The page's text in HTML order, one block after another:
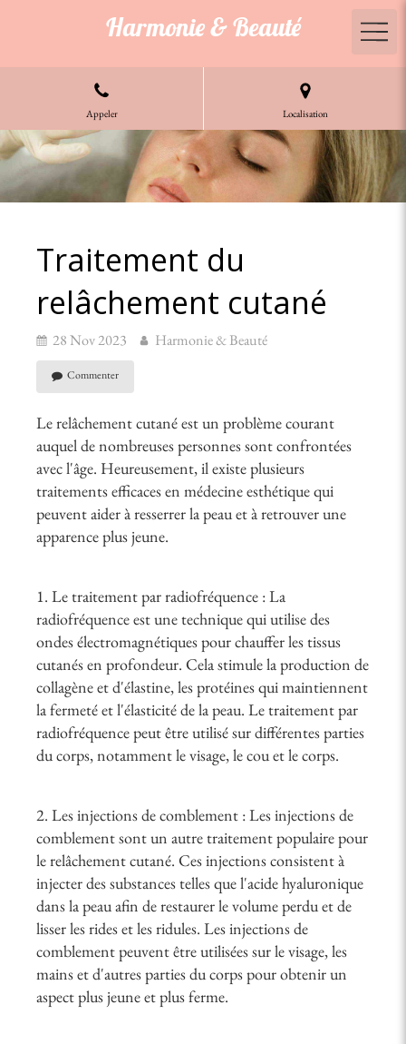
Harmonie & Beauté
Appeler Localisation
Traitement du
relâchement cutané
28 Nov 2023 Harmonie & Beauté
Commenter
Le relâchement cutané est un problème courant
auquel de nombreuses personnes sont confrontées
avec l'âge. Heureusement, il existe plusieurs
traitements efficaces en médecine esthétique qui
peuvent aider à resserrer la peau et à retrouver une
apparence plus jeune.
1. Le traitement par radiofréquence : La
radiofréquence est une technique qui utilise des
ondes électromagnétiques pour chauffer les tissus
cutanés en profondeur. Cela stimule la production de
collagène et d'élastine, les protéines qui maintiennent
la fermeté et l'élasticité de la peau. Le traitement par
radiofréquence peut être utilisé sur différentes parties
du corps, notamment le visage, le cou et le corps.
2. Les injections de comblement : Les injections de
comblement sont un autre traitement populaire pour
le relâchement cutané. Ces injections consistent à
injecter des substances telles que l'acide hyaluronique
dans la peau afin de restaurer le volume perdu et de
lisser les rides et les ridules. Les injections de
comblement peuvent être utilisées sur le visage, les
mains et d'autres parties du corps pour obtenir un
aspect plus jeune et plus ferme.